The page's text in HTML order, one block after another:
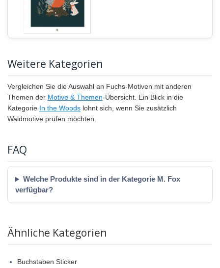
Weitere Kategorien
Vergleichen Sie die Auswahl an Fuchs-Motiven mit anderen
Themen der Motive & Themen-Übersicht. Ein Blick in die
Kategorie In the Woods lohnt sich, wenn Sie zusätzlich
Waldmotive prüfen möchten.
FAQ
Welche Produkte sind in der Kategorie M. Fox
verfügbar?
Ähnliche Kategorien
Buchstaben Sticker